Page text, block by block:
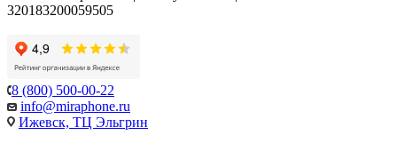
320183200059505
8 (800) 500-00-22
info@miraphone.ru
Ижевск, ТЦ Эльгрин